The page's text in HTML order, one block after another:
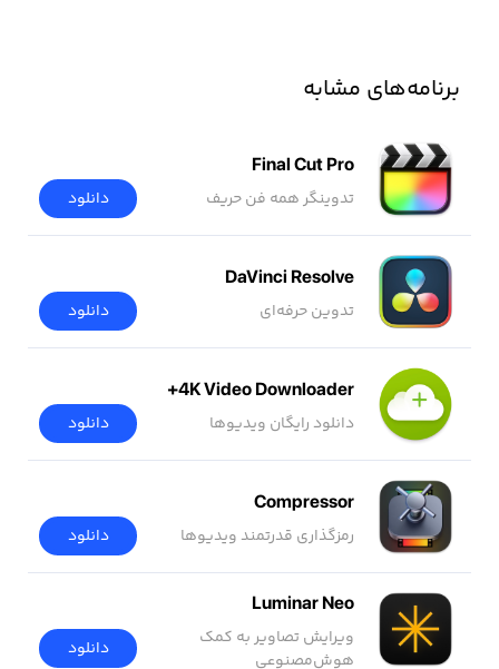
برنامه‌های مشابه
Final Cut Pro
تدوینگر همه فن حریف دانلود
DaVinci Resolve
تدوین حرفه‌ای دانلود
4K Video Downloader+
دانلود رایگان ویدیوها دانلود
Compressor
رمزگذاری قدرتمند ویدیوها دانلود
Luminar Neo
ویرایش تصاویر به کمک
هوش‌مصنوعی
دانلود